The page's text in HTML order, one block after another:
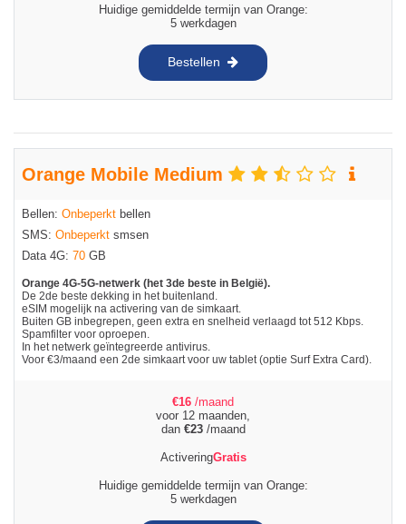
Huidige gemiddelde termijn van Orange:
5 werkdagen
Bestellen
Orange Mobile Medium
Bellen: Onbeperkt bellen
SMS: Onbeperkt smsen
Data 4G: 70 GB
Orange 4G-5G-netwerk (het 3de beste in België).
De 2de beste dekking in het buitenland.
eSIM mogelijk na activering van de simkaart.
Buiten GB inbegrepen, geen extra en snelheid verlaagd tot 512 Kbps.
Spamfilter voor oproepen.
In het netwerk geïntegreerde antivirus.
Voor €3/maand een 2de simkaart voor uw tablet (optie Surf Extra Card).
€16 /maand
voor 12 maanden,
dan €23/maand
ActiveringGratis
Huidige gemiddelde termijn van Orange:
5 werkdagen